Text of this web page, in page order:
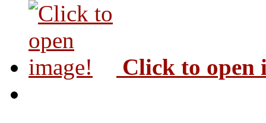
Click to open